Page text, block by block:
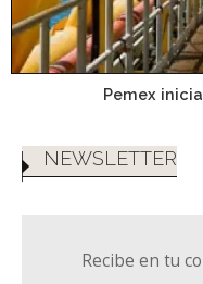
Pemex
NEWSLETTER
Recibe en tu